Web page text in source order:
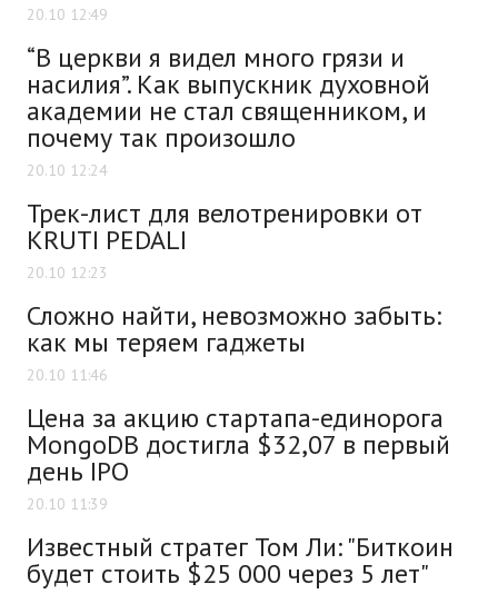
20.10 12:49
“В церкви я видел много грязи и
насилия”. Как выпускник духовной
академии не стал священником, и
почему так произошло
20.10 12:24
Трек-лист для велотренировки от
KRUTI PEDALI
20.10 12:23
Сложно найти, невозможно забыть:
как мы теряем гаджеты
20.10 11:46
Цена за акцию cтартапа-единорога
MongoDB достигла $32,07 в первый
день IPO
20.10 11:39
Известный стратег Том Ли: "Биткоин
будет стоить $25 000 через 5 лет"